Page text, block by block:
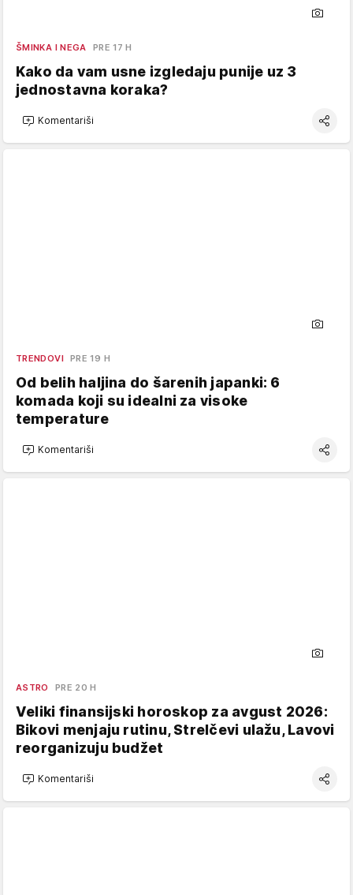
ŠMINKA I NEGA PRE 17 H
Kako da vam usne izgledaju punije uz 3
jednostavna koraka?
Komentariši
TRENDOVI PRE 19 H
Od belih haljina do šarenih japanki: 6
komada koji su idealni za visoke
temperature
Komentariši
ASTRO PRE 20 H
Veliki finansijski horoskop za avgust 2026:
Bikovi menjaju rutinu, Strelčevi ulažu, Lavovi
reorganizuju budžet
Komentariši